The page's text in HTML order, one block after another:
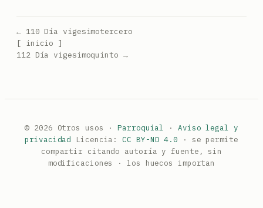
← 110 Día vigesimotercero
[ inicio ]
112 Día vigesimoquinto →
© 2026 Otros usos ·Parroquial · Aviso legal y
privacidad Licencia:CC BY-ND 4.0 · se permite
compartir citando autoría y fuente, sin
modificaciones · los huecos importan